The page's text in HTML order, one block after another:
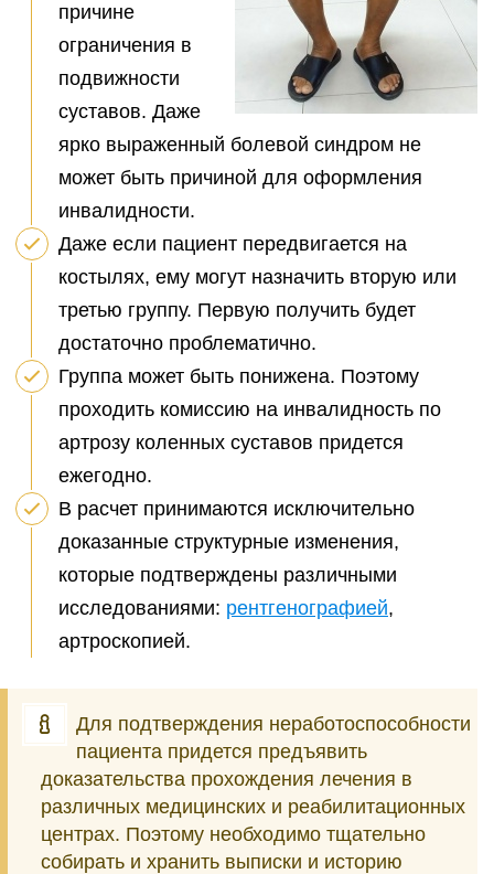
причине
ограничения в
подвижности
суставов. Даже
ярко выраженный болевой синдром не
может быть причиной для оформления
инвалидности.
Даже если пациент передвигается на
костылях, ему могут назначить вторую или
третью группу. Первую получить будет
достаточно проблематично.
Группа может быть понижена. Поэтому
проходить комиссию на инвалидность по
артрозу коленных суставов придется
ежегодно.
В расчет принимаются исключительно
доказанные структурные изменения,
которые подтверждены различными
исследованиями: рентгенографией,
артроскопией.
Для подтверждения неработоспособности
пациента придется предъявить
доказательства прохождения лечения в
различных медицинских и реабилитационных
центрах. Поэтому необходимо тщательно
собирать и хранить выписки и историю